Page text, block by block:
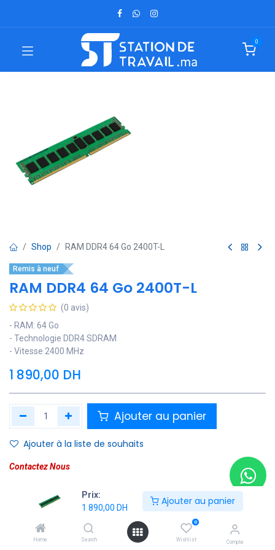
Prix:
1 890,00 DH
Ajouter au panier
Home Search
0
Wishlist Compte
0
Shop RAM DDR4 64 Go 2400T-L
Remis à neuf
RAM DDR4 64 Go 2400T-L
(0 avis)
- RAM: 64 Go
- Technologie DDR4 SDRAM
- Vitesse 2400 MHz
1 890,00 DH
Ajouter au panier
Ajouter à la liste de souhaits
Contactez Nous
Soyez averti lorsque le produit est de nouveau en stock
Enregistrer pour plus tard